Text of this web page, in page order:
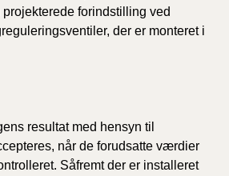
forindstilling ved
der er monteret i
resultat med hensyn til
når de forudsatte værdier
Såfremt der er installeret